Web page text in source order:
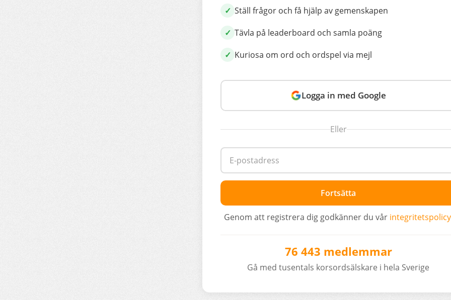
✓ Ställ frågor och få hjälp av gemenskapen
✓ Tävla på leaderboard och samla poäng
✓ Kuriosa om ord och ordspel via mejl
Logga in med Google
Eller
Fortsätta
Genom att registrera dig godkänner du vår integritetspolicy
76 443 medlemmar
Gå med tusentals korsordsälskare i hela Sverige